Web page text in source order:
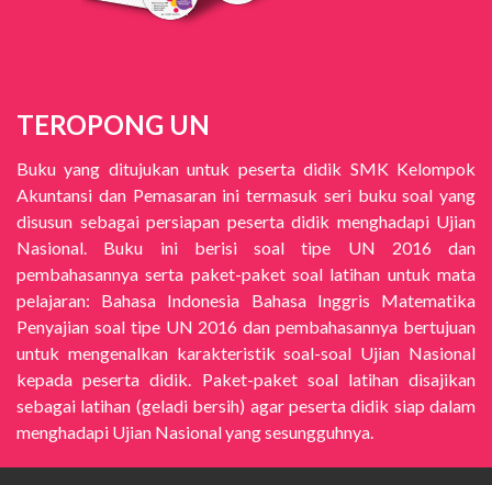
TEROPONG UN
Buku yang ditujukan untuk peserta didik SMK Kelompok
Akuntansi dan Pemasaran ini termasuk seri buku soal yang
disusun sebagai persiapan peserta didik menghadapi Ujian
Nasional. Buku ini berisi soal tipe UN 2016 dan
pembahasannya serta paket-paket soal latihan untuk mata
pelajaran: Bahasa Indonesia Bahasa Inggris Matematika
Penyajian soal tipe UN 2016 dan pembahasannya bertujuan
untuk mengenalkan karakteristik soal-soal Ujian Nasional
kepada peserta didik. Paket-paket soal latihan disajikan
sebagai latihan (geladi bersih) agar peserta didik siap dalam
menghadapi Ujian Nasional yang sesungguhnya.